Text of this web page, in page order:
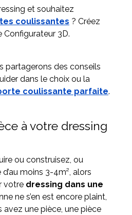
et souhaitez
coulissantes ? Créez
3D.
partagerons des conseils
dans le choix ou la
coulissante parfaite.
à votre dressing
ou construisez, ou
moins 3-4m², alors
votre dressing dans une
ne s’en est encore plaint,
avez une pièce, une pièce